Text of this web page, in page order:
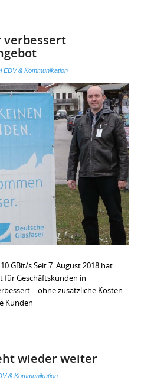
verbessert
EDV & Kommunikation
GBit/s Seit 7. August 2018 hat
für Geschäftskunden in
– ohne zusätzliche Kosten.
Kunden
wieder weiter
& Kommunikation